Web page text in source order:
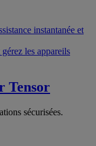
instantanée et
les appareils
Tensor
sécurisées.